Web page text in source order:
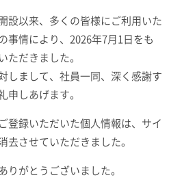
設以来、多くの皆様にご利用いた
事情により、2026年7月1日をも
ただきました。
しまして、社員一同、深く感謝す
申しあげます。
登録いただいた個人情報は、サイ
去させていただきました。
りがとうございました。